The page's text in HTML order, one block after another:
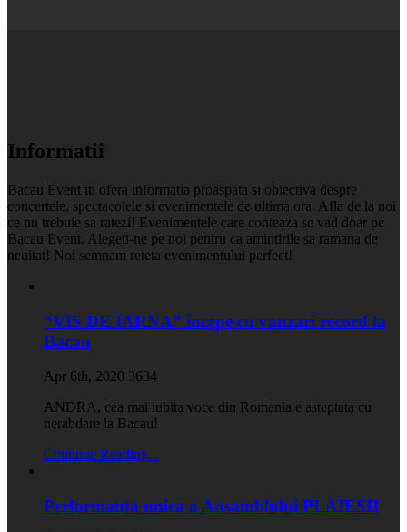
Informatii
Bacau Event iti ofera informatia proaspata si obiectiva despre
concertele, spectacolele si evenimentele de ultima ora. Afla de la noi
ce nu trebuie sa ratezi! Evenimentele care conteaza se vad doar pe
Bacau Event. Alegeti-ne pe noi pentru ca amintirile sa ramana de
neuitat! Noi semnam reteta evenimentului perfect!
“VIS DE IARNA” începe cu vanzari record la
Bacau
Apr 6th, 2020 3634
ANDRA, cea mai iubita voce din Romania e asteptata cu
nerabdare la Bacau!
Continue Reading...
Performanta unica a Ansamblului PLAIESII